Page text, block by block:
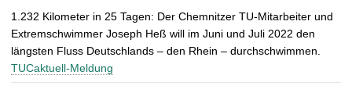
1.232 Kilometer in 25 Tagen: Der Chemnitzer TU-Mitarbeiter und
Extremschwimmer Joseph Heß will im Juni und Juli 2022 den
längsten Fluss Deutschlands – den Rhein – durchschwimmen.
TUCaktuell-Meldung